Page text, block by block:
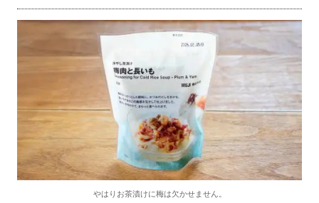
やはりお茶漬けに梅は欠かせません。